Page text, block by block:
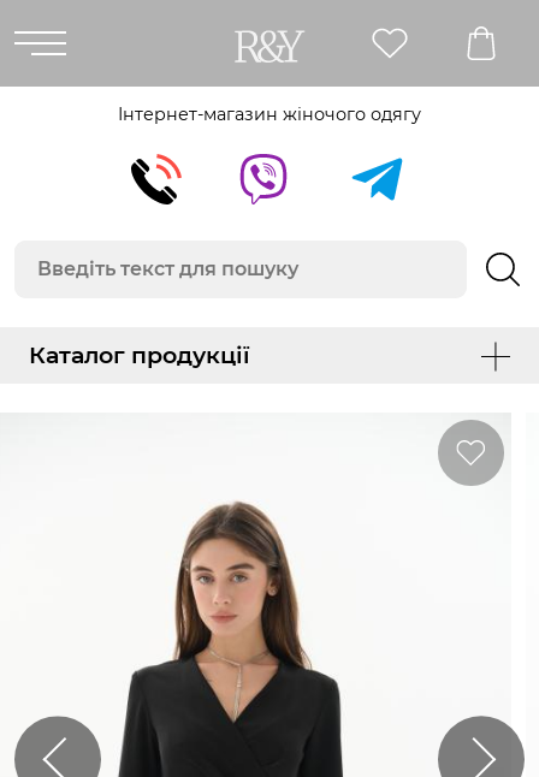
Інтернет-магазин жіночого одягу
Каталог продукції